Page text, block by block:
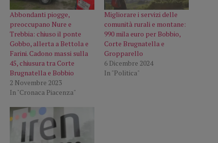
Abbondanti piogge,
preoccupano Nure e
Trebbia: chiuso il ponte
Gobbo, allerta a Bettola e
Farini. Cadono massi sulla
45, chiusura tra Corte
Brugnatella e Bobbio
2 Novembre 2023
In "Cronaca Piacenza"
Migliorare i servizi delle
comunità rurali e montane:
990 mila euro per Bobbio,
Corte Brugnatella e
Gropparello
6 Dicembre 2024
In "Politica"